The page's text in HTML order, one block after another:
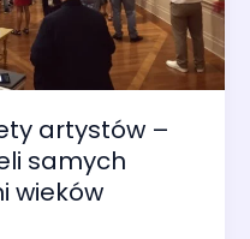
artystów –
samych
wieków